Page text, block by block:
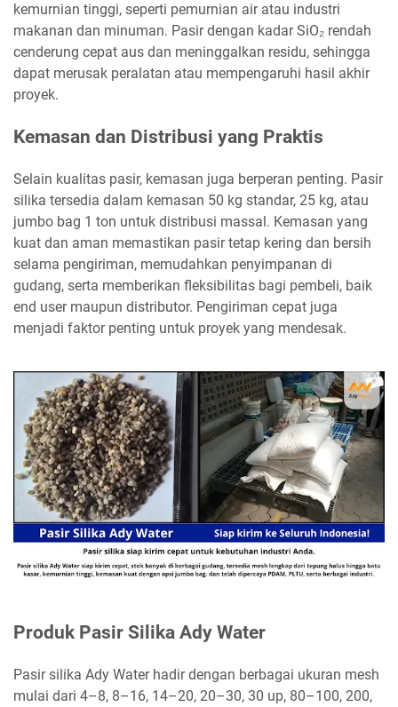
kemurnian tinggi, seperti pemurnian air atau industri
makanan dan minuman. Pasir dengan kadar SiO₂ rendah
cenderung cepat aus dan meninggalkan residu, sehingga
dapat merusak peralatan atau mempengaruhi hasil akhir
proyek.
Kemasan dan Distribusi yang Praktis
Selain kualitas pasir, kemasan juga berperan penting. Pasir
silika tersedia dalam kemasan 50 kg standar, 25 kg, atau
jumbo bag 1 ton untuk distribusi massal. Kemasan yang
kuat dan aman memastikan pasir tetap kering dan bersih
selama pengiriman, memudahkan penyimpanan di
gudang, serta memberikan fleksibilitas bagi pembeli, baik
end user maupun distributor. Pengiriman cepat juga
menjadi faktor penting untuk proyek yang mendesak.
Produk Pasir Silika Ady Water
Pasir silika Ady Water hadir dengan berbagai ukuran mesh
mulai dari 4–8, 8–16, 14–20, 20–30, 30 up, 80–100, 200,